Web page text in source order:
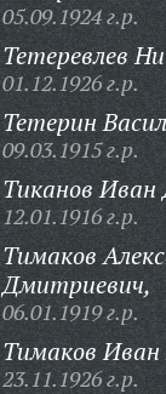
05.09.1924 г.р.
Тетеревлев
01.12.1926 г.р.
Тетерин
09.03.1915 г.р.
Тиканов
12.01.1916 г.р.
Тимаков
Дмитриевич,
06.01.1919 г.р.
Тимаков
23.11.1926 г.р.